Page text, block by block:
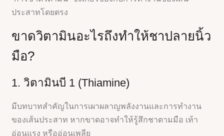
ประสาทโดยตรง
ขาดวิตามินอะไรถึงทำให้ชาปลายนิ้ว
มือ?
1. วิตามินบี 1 (Thiamine)
มีบทบาทสำคัญในการเผาผลาญพลังงานและการทำงาน
ของเส้นประสาท หากขาดอาจทำให้รู้สึกชาตามมือ เท้า
อ่อนแรง หรืออ่อนเพลีย